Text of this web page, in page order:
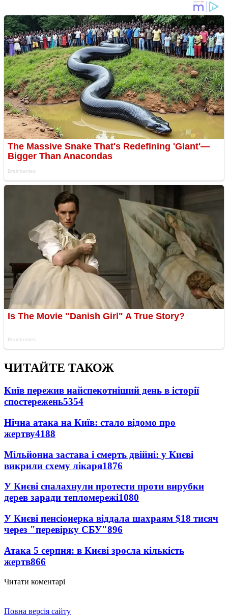
ЧИТАЙТЕ ТАКОЖ
Київ пережив найспекотніший день в історії
спостережень5354
Нічна атака на Київ: стало відомо про
жертву4188
Мільйонна застава і смерть двійні: у Києві
викрили схему лікаря1876
У Києві спалахнули протести проти вирубки
дерев заради тепломережі1080
У Києві пенсіонерка віддала шахраям $18 тисяч
через "перевірку СБУ"896
Атака 5 серпня: в Києві зросла кількість
жертв866
Читати коментарі
Повна версія сайту